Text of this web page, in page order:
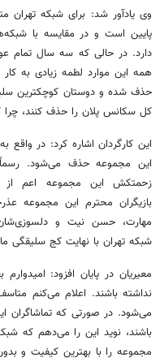
وی یادآور شد: برای شبکه
پایین است و در مقایسه با
دارد. در حالی که سه سال تمام
همه این موارد لطمه زیادی به
حذف شده و دوستان کوچکترین
کل سکانس پلان را حذف کنند، چرا
این کارگردان اشاره کرد: در واقع
این مجموعه حذف می‌شود. رسماً
زحمتکش این مجموعه اعم از
بازیگران محترم این مجموعه
مهارت، حسن نیت و
شبکه تهران با نهایت کج سلیقگی
معیریان در پایان افزود:
نداشته باشند. اعلام می‌کنم
می‌شود. در صورتی که تماشاگران
باشند، نوید این را می‌دهم که
مجموعه را با بهترین کیفیت و